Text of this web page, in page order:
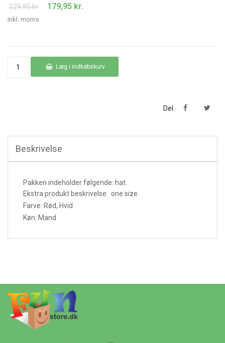
229,95 kr.
179,95 kr.
Inkl. moms
Læg i indkøbskurv
Del
Beskrivelse
Pakken indeholder følgende: hat.
Ekstra produkt beskrivelse: one size
Farve: Rød, Hvid
Køn: Mand